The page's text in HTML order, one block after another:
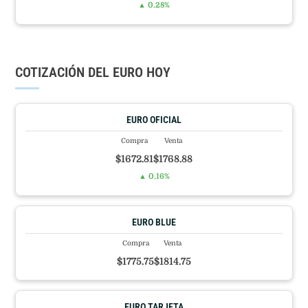
▲ 0.28%
COTIZACIÓN DEL EURO HOY
EURO OFICIAL
Compra
$1672.81
Venta
$1768.88
▲ 0.16%
EURO BLUE
Compra
$1775.75
Venta
$1814.75